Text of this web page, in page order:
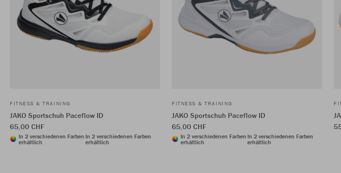
FITNESS & TRAINING
JAKO Sportschuh Paceflow ID
65,00 CHF
In 2 verschiedenen Farben
erhältlich
In 2 verschiedenen Farben
erhältlich
FITNESS & TRAINING
JAKO Sportschuh Paceflow ID
65,00 CHF
In 2 verschiedenen Farben
erhältlich
In 2 verschiedenen Farben
erhältlich